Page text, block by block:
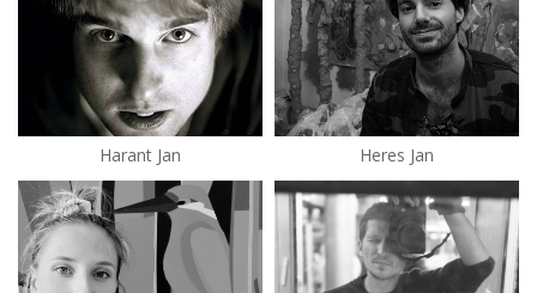
Harant Jan Heres Jan